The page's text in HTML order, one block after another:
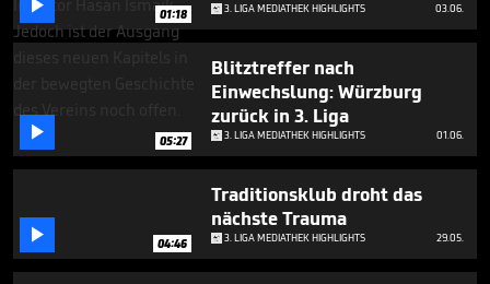
 01:18 3. LIGA MEDIATHEK HIGHLIGHTS 03.06.
 05:27
Blitztreffer nach
Einwechslung: Würzburg
zurück in 3. Liga
3. LIGA MEDIATHEK HIGHLIGHTS 01.06.
 04:46
Traditionsklub droht das
nächste Trauma
3. LIGA MEDIATHEK HIGHLIGHTS 29.05.